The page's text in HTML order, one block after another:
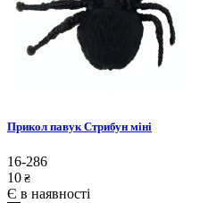
Прикол павук Стрибун міні
16-286
10 ₴
Є в наявності